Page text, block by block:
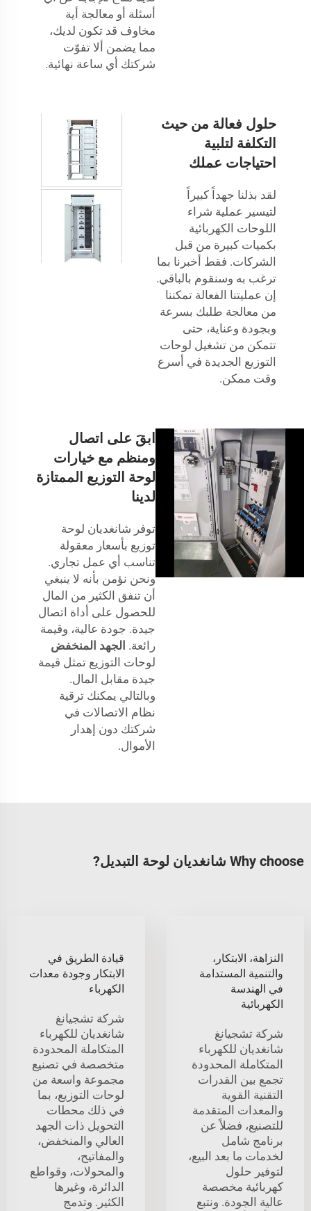
أسئلة أو معالجة أية
مخاوف قد تكون لديك،
مما يضمن ألا تفوّت
شركتك أي ساعة نهائية.
حلول فعالة من حيث
التكلفة لتلبية
احتياجات عملك
لقد بذلنا جهداً كبيراً
لتيسير عملية شراء
اللوحات الكهربائية
بكميات كبيرة من قبل
الشركات. فقط أخبرنا بما
ترغب به وسنقوم بالباقي.
إن عمليتنا الفعالة تمكننا
من معالجة طلبك بسرعة
وبجودة وعناية، حتى
تتمكن من تشغيل لوحات
التوزيع الجديدة في أسرع
وقت ممكن.
ابقَ على اتصال
ومنظم مع خيارات
لوحة التوزيع الممتازة
لدينا
توفر شانغديان لوحة
توزيع بأسعار معقولة
تناسب أي عمل تجاري.
ونحن نؤمن بأنه لا ينبغي
أن تنفق الكثير من المال
للحصول على أداة اتصال
جيدة. جودة عالية، وقيمة
رائعة. الجهد المنخفض
لوحات التوزيع تمثل قيمة
جيدة مقابل المال.
وبالتالي يمكنك ترقية
نظام الاتصالات في
شركتك دون إهدار
الأموال.
Why choose شانغديان لوحة التبديل?
النزاهة، الابتكار،
والتنمية المستدامة
في الهندسة
الكهربائية
شركة تشجيانغ
شانغديان للكهرباء
المتكاملة المحدودة
تجمع بين القدرات
التقنية القوية
والمعدات المتقدمة
للتصنيع، فضلاً عن
برنامج شامل
لخدمات ما بعد البيع،
لتوفير حلول
كهربائية مخصصة
عالية الجودة. ونتبع
قيادة الطريق في
الابتكار وجودة معدات
الكهرباء
شركة تشجيانغ
شانغديان للكهرباء
المتكاملة المحدودة
متخصصة في تصنيع
مجموعة واسعة من
لوحات التوزيع، بما
في ذلك محطات
التحويل ذات الجهد
العالي والمنخفض،
والمفاتيح،
والمحولات، وقواطع
الدائرة، وغيرها
الكثير. وتدمج